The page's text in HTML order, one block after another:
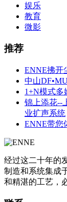
娱乐
教育
微影
推荐
ENNE拂开
中山
1+N模式多
锦上添花--
业扩声系统
ENNE带您
经过这二十年的
制造和系统集成
和精湛的工艺，